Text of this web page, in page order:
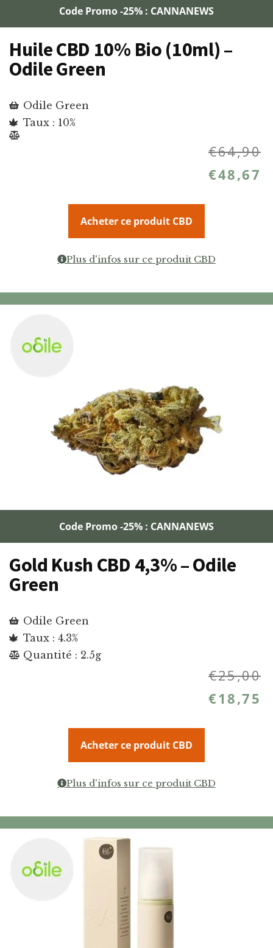
Code Promo -25% : CANNANEWS
Huile CBD 10% Bio (10ml) –
Odile Green
Odile Green
Taux : 10%
€64,90
€48,67
Acheter ce produit CBD
Plus d'infos sur ce produit CBD
Code Promo -25% : CANNANEWS
Gold Kush CBD 4,3% – Odile
Green
Odile Green
Taux : 4.3%
Quantité : 2.5g
€25,00
€18,75
Acheter ce produit CBD
Plus d'infos sur ce produit CBD